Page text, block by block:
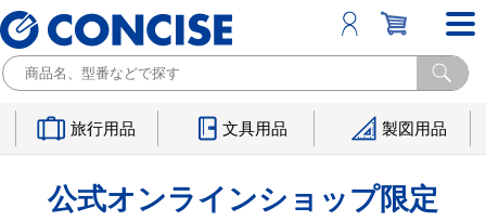
旅行用品 文具用品 製図用品
公式オンラインショップ限定